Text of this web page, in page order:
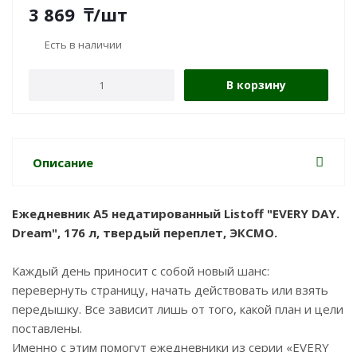
3 869 ₸/шт
Есть в наличии
В корзину
Описание
Ежедневник А5 недатированный Listoff "EVERY DAY.
Dream", 176 л, твердый переплет, ЭКСМО.
Каждый день приносит с собой новый шанс:
перевернуть страницу, начать действовать или взять
передышку. Все зависит лишь от того, какой план и цели
поставлены.
Именно с этим помогут ежедневники из серии «EVERY